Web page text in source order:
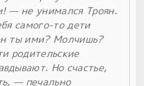
— не унимался Троян.
самого-то дети
ты ими? Молчишь?
родительские
Но счастье,
— печально